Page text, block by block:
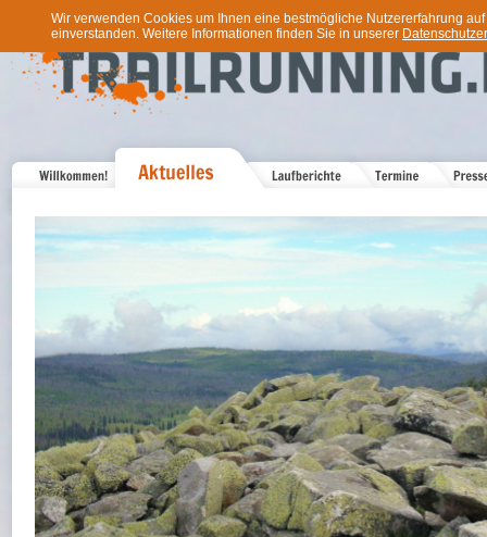
Wir verwenden Cookies um Ihnen eine bestmögliche Nutzererfahrung
einverstanden. Weitere Informationen finden Sie in unserer